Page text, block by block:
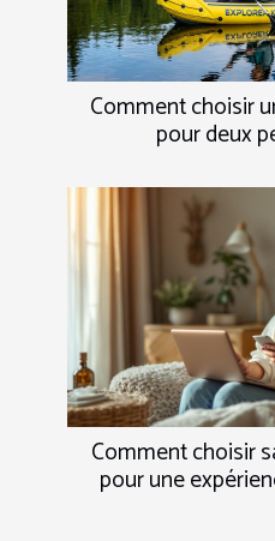
Comment choisir
pour deux
Comment choisir
pour une